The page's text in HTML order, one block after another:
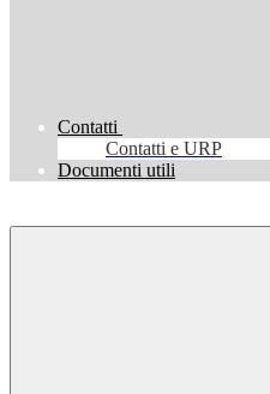
Contatti
Contatti e URP
Documenti utili